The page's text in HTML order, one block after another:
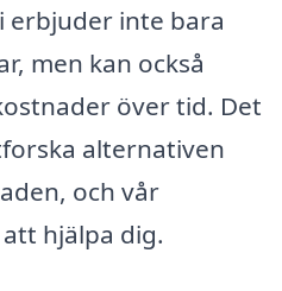
erbjuder inte bara
men kan också
över tid. Det
alternativen
och vår
hjälpa dig.